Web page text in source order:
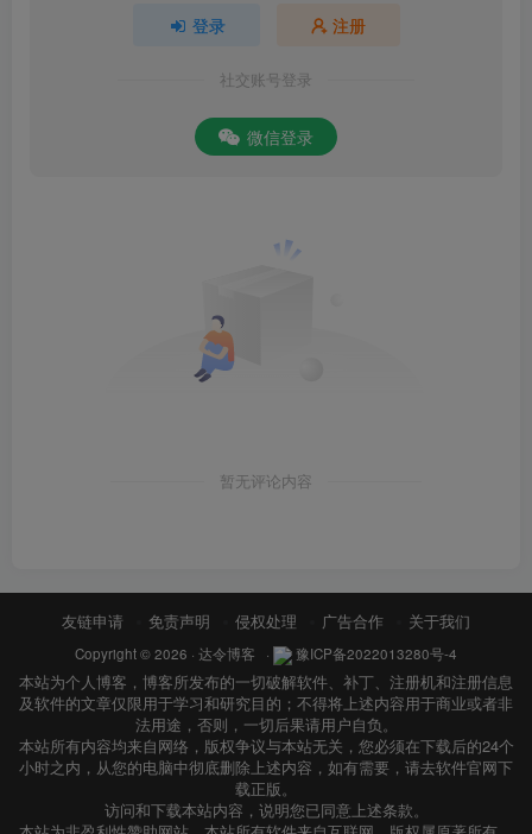
登录 注册
社交账号登录
微信登录
暂无评论内容
友链申请 免责声明 侵权处理 广告合作 关于我们
Copyright © 2026 · 达令博客 · 豫ICP备2022013280号-4
本站为个人博客，博客所发布的一切破解软件、补丁、注册机和注册信息
及软件的文章仅限用于学习和研究目的；不得将上述内容用于商业或者非
法用途，否则，一切后果请用户自负。
本站所有内容均来自网络，版权争议与本站无关，您必须在下载后的24个
小时之内，从您的电脑中彻底删除上述内容，如有需要，请去软件官网下
载正版。
访问和下载本站内容，说明您已同意上述条款。